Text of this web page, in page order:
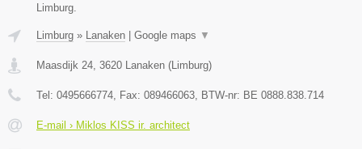
Limburg.
Limburg » Lanaken Google maps ▼
Maasdijk 24, 3620 Lanaken (Limburg)
Tel: 0495666774, Fax: 089466063, BTW-nr: BE 0888.838.714
E-mail › Miklos KISS ir. architect